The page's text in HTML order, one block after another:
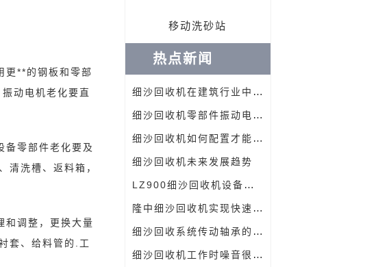
更**的钢板和零部
动电机老化要直
零部件老化要及
清洗槽、返料箱，
和调整，更换大量
套、给料管的.工
移动洗砂站
热点新闻
细沙回收机在建筑行业中有效达到用砂标准
细沙回收机零部件振动电机选型原则
细沙回收机如何配置才能够提高产量
细沙回收机未来发展趋势
LZ900细沙回收机设备，全新的设计轻松帮你挣大钱
隆中细沙回收机实现快速细沙回收处理
细沙回收系统传动轴承的选择
细沙回收机工作时噪音很大，常见的原因有这几种